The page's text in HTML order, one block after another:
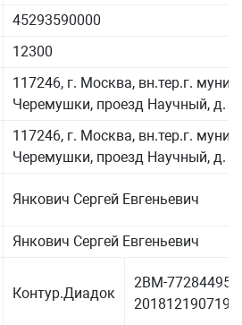
45293590000
12300
117246, г. Москва, вн.тер.г.
Черемушки, проезд Научный, д.
117246, г. Москва, вн.тер.г.
Черемушки, проезд Научный, д.
Янкович Сергей Евгеньевич
Янкович Сергей Евгеньевич
Контур.Диадок
2BM-